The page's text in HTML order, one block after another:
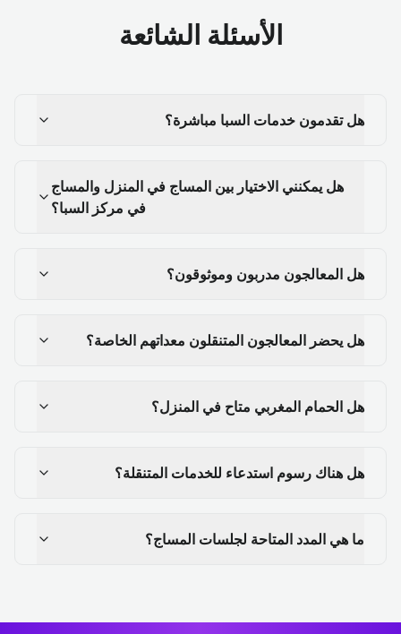
الأسئلة الشائعة
هل تقدمون خدمات السبا مباشرة؟
هل يمكنني الاختيار بين المساج في المنزل والمساج
في مركز السبا؟
هل المعالجون مدربون وموثوقون؟
هل يحضر المعالجون المتنقلون معداتهم الخاصة؟
هل الحمام المغربي متاح في المنزل؟
هل هناك رسوم استدعاء للخدمات المتنقلة؟
ما هي المدد المتاحة لجلسات المساج؟